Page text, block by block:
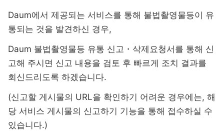
Daum에서 제공되는 서비스를 통해 불법촬영물등이 유
통되는 것을 발견하신 경우,
Daum 불법촬영물등 유통 신고・삭제요청서 를 통해 신
고해 주시면 신고 내용을 검토 후 빠르게 조치 결과를
회신드리도록 하겠습니다.
(신고할 게시물의 URL을 확인하기 어려운 경우에는, 해
당 서비스 게시물의 신고하기 기능을 통해 접수하실 수
있습니다.)